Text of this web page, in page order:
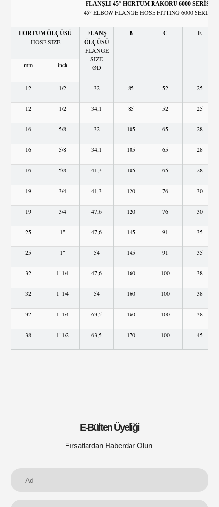
FLANŞLI 45° HORTUM RAKORU 6000 SERİSİ
45° ELBOW FLANGE HOSE FITTING 6000 SERIES
HORTUM ÖLÇÜSÜ
HOSE SIZE
FLANŞ
ÖLÇÜSÜ
FLANGE
SIZE
ØD
B C E
mm inch
12 1/2 32 85 52 25
12 1/2 34,1 85 52 25
16 5/8 32 105 65 28
16 5/8 34,1 105 65 28
16 5/8 41,3 105 65 28
19 3/4 41,3 120 76 30
19 3/4 47,6 120 76 30
25 1" 47,6 145 91 35
25 1" 54 145 91 35
32 1"1/4 47,6 160 100 38
32 1"1/4 54 160 100 38
32 1"1/4 63,5 160 100 38
38 1"1/2 63,5 170 100 45
E-Bülten Üyeliği
Fırsatlardan Haberdar Olun!